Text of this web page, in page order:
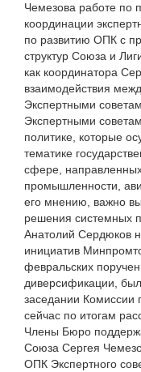
Чемезова работе по
координации
по развитию ОПК с
структур Союза и
как координатора
взаимодействия
Экспертными
Экспертными
политике, которые
тематике
сфере,
промышленности,
его мнению, важно
решения системных
Анатолий Сердюков
инициатив
февральских
диверсификации,
заседании Комиссии
сейчас по итогам
Члены Бюро
Союза Сергея
ОПК Экспертного